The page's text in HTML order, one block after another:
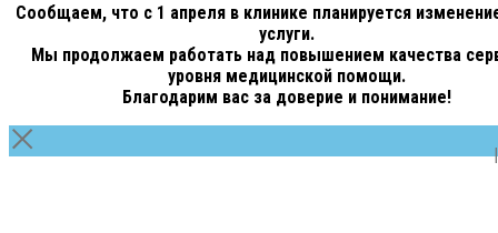
Сообщаем, что с 1 апреля в клинике планируется
услуги.
Мы продолжаем работать над повышением качества
уровня медицинской помощи.
Благодарим вас за доверие и понимание!